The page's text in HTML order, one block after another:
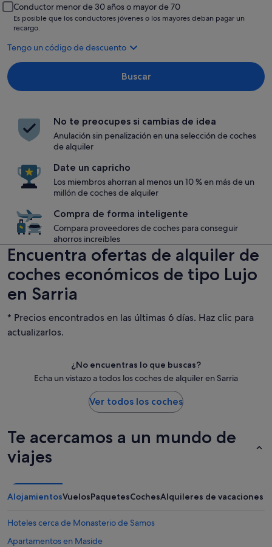
Conductor menor de 30 años o mayor de 70
Es posible que los conductores jóvenes o los mayores deban pagar un
recargo.
Tengo un código de descuento
Buscar
No te preocupes si cambias de idea
Anulación sin penalización en una selección de coches
de alquiler
Date un capricho
Los miembros ahorran al menos un 10 % en más de un
millón de coches de alquiler
Compra de forma inteligente
Compara proveedores de coches para conseguir
ahorros increíbles
Encuentra ofertas de alquiler de
coches económicos de tipo Lujo
en Sarria
* Precios encontrados en las últimas 6 días. Haz clic para
actualizarlos.
¿No encuentras lo que buscas?
Echa un vistazo a todos los coches de alquiler en Sarria
Ver todos los coches
Te acercamos a un mundo de
viajes
AlojamientosVuelosPaquetesCochesAlquileres de vacaciones
Hoteles cerca de Monasterio de Samos
Apartamentos en Maside